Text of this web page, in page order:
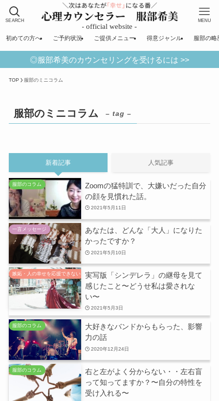
SEARCH MENU
初めての方へ ご予約状況 ご提供メニュー 得意ジャンル 服部の略
◎服部希美のカウンセリングを受けるには >>
TOP 服部のミニコラム
服部のミニコラム – tag –
新着記事 人気記事
服部のコラム
Zoomの猛特訓で、大嫌いだった自分
の顔を見慣れた話。
2021年5月11日
一言メッセージ
あなたは、どんな「大人」になりた
かったですか？
2021年5月10日
嫉妬・人の幸せを応援できない
実写版「シンデレラ」の継母を見て
感じたこと〜どうせ私は愛されな
い〜
2021年5月3日
服部のコラム
大好きなバンドからもらった、影響
力の話
2020年12月24日
服部のコラム
右と左がよく分からない・・左右盲
って知ってますか？〜自分の特性を
受け入れる〜